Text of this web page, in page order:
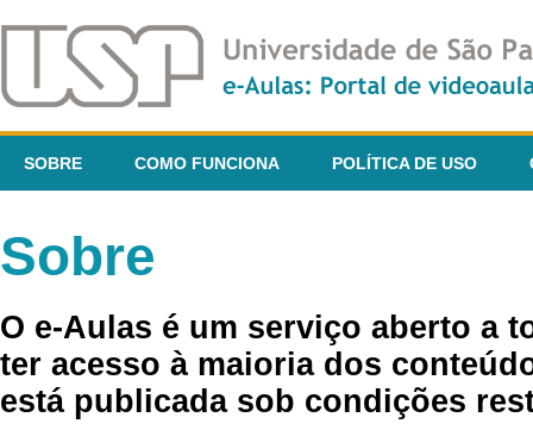
SOBRE COMO FUNCIONA POLÍTICA DE USO
Sobre
O e-Aulas é um serviço aberto a
ter acesso à maioria dos
está publicada sob condições